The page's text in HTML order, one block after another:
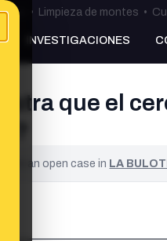
• Limpieza de montes •
INVESTIGACIONES
que el
It is an open case in LA